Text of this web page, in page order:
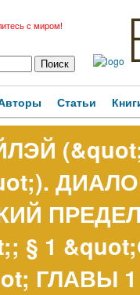
с миром!
Статьи
§ 1
ГЛАВЫ 1